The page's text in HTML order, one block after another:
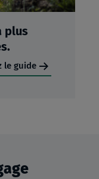
plus
le guide